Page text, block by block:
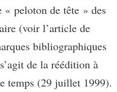
peloton de tête » des
(voir l’article de
bibliographiques
de la réédition à
temps (29 juillet 1999).